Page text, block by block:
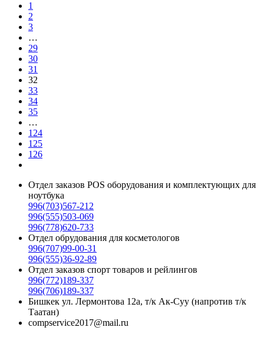
1
2
3
…
29
30
31
32
33
34
35
…
124
125
126
Отдел заказов POS оборудования и комплектующих для
ноутбука
996(703)567-212
996(555)503-069
996(778)620-733
Отдел обрудования для косметологов
996(707)99-00-31
996(555)36-92-89
Отдел заказов спорт товаров и рейлингов
996(772)189-337
996(706)189-337
Бишкек ул. Лермонтова 12а, т/к Ак-Суу (напротив т/к
Таатан)
compservice2017@mail.ru